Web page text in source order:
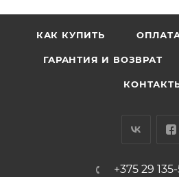
КАК КУПИТЬ
ГАРАНТИЯ И ВОЗВРАТ
+375 29 135-